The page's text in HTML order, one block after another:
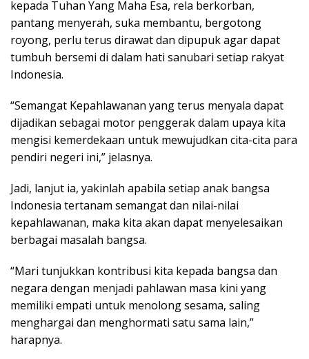
kepada Tuhan Yang Maha Esa, rela berkorban,
pantang menyerah, suka membantu, bergotong
royong, perlu terus dirawat dan dipupuk agar dapat
tumbuh bersemi di dalam hati sanubari setiap rakyat
Indonesia.
“Semangat Kepahlawanan yang terus menyala dapat
dijadikan sebagai motor penggerak dalam upaya kita
mengisi kemerdekaan untuk mewujudkan cita-cita para
pendiri negeri ini,” jelasnya.
Jadi, lanjut ia, yakinlah apabila setiap anak bangsa
Indonesia tertanam semangat dan nilai-nilai
kepahlawanan, maka kita akan dapat menyelesaikan
berbagai masalah bangsa.
“Mari tunjukkan kontribusi kita kepada bangsa dan
negara dengan menjadi pahlawan masa kini yang
memiliki empati untuk menolong sesama, saling
menghargai dan menghormati satu sama lain,”
harapnya.